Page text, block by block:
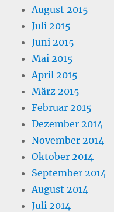
August 2015
Juli 2015
Juni 2015
Mai 2015
April 2015
März 2015
Februar 2015
Dezember 2014
November 2014
Oktober 2014
September 2014
August 2014
Juli 2014